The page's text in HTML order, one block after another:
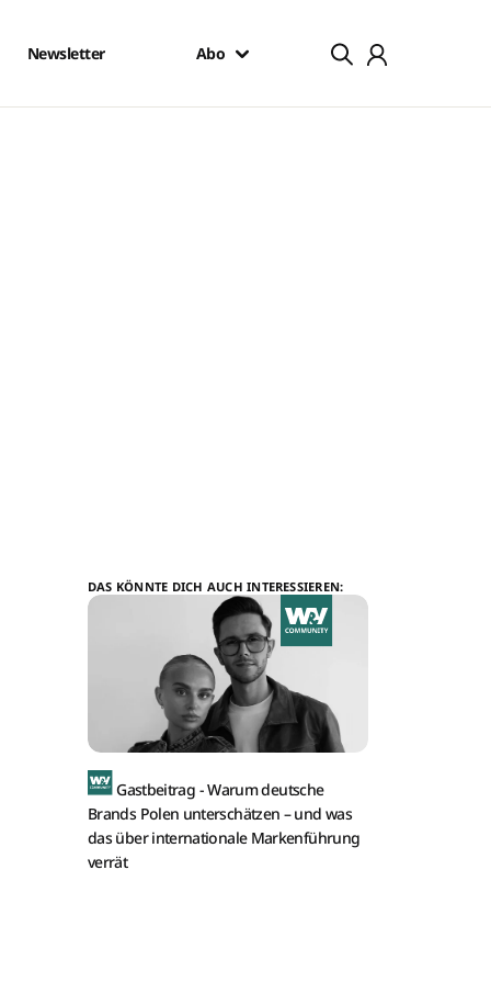
Newsletter Abo
DAS KÖNNTE DICH AUCH INTERESSIEREN:
Gastbeitrag -Warum deutsche
Brands Polen unterschätzen – und was
das über internationale Markenführung
verrät